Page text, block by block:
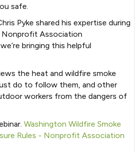
safe.
Pyke shared his expertise during
Association
bringing this helpful
the heat and wildfire smoke
do to follow them, and other
workers from the dangers of
Washington Wildfire Smoke
Rules - Nonprofit Association